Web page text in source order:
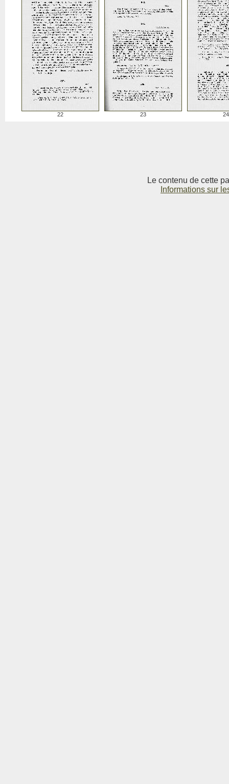
22 23 24
Le contenu de cette
Informations sur